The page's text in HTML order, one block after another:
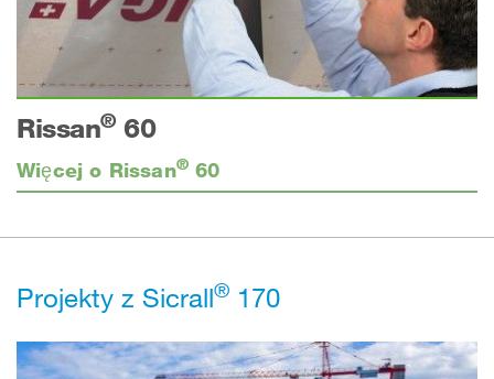
Rissan®60
Więcej o Rissan®60
Projekty z Sicrall® 170